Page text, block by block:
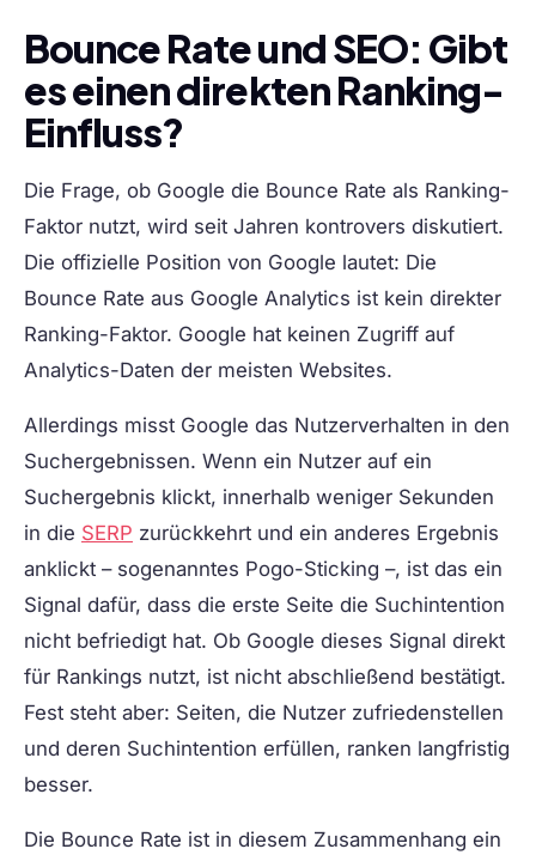
Bounce Rate und SEO: Gibt
es einen direkten Ranking-
Einfluss?
Die Frage, ob Google die Bounce Rate als Ranking-
Faktor nutzt, wird seit Jahren kontrovers diskutiert.
Die offizielle Position von Google lautet: Die
Bounce Rate aus Google Analytics ist kein direkter
Ranking-Faktor. Google hat keinen Zugriff auf
Analytics-Daten der meisten Websites.
Allerdings misst Google das Nutzerverhalten in den
Suchergebnissen. Wenn ein Nutzer auf ein
Suchergebnis klickt, innerhalb weniger Sekunden
in die SERP zurückkehrt und ein anderes Ergebnis
anklickt – sogenanntes Pogo-Sticking –, ist das ein
Signal dafür, dass die erste Seite die Suchintention
nicht befriedigt hat. Ob Google dieses Signal direkt
für Rankings nutzt, ist nicht abschließend bestätigt.
Fest steht aber: Seiten, die Nutzer zufriedenstellen
und deren Suchintention erfüllen, ranken langfristig
besser.
Die Bounce Rate ist in diesem Zusammenhang ein